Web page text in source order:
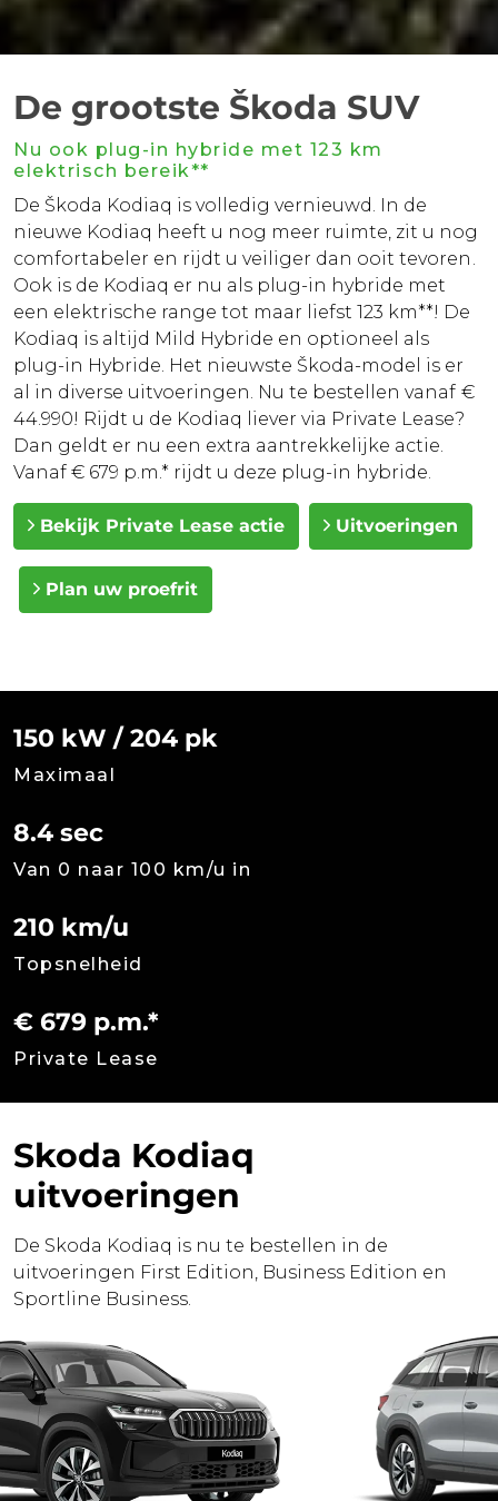
De grootste Škoda SUV
Nu ook plug-in hybride met 123 km
elektrisch bereik**
De Škoda Kodiaq is volledig vernieuwd. In de
nieuwe Kodiaq heeft u nog meer ruimte, zit u nog
comfortabeler en rijdt u veiliger dan ooit tevoren.
Ook is de Kodiaq er nu als plug-in hybride met
een elektrische range tot maar liefst 123 km**! De
Kodiaq is altijd Mild Hybride en optioneel als
plug-in Hybride. Het nieuwste Škoda-model is er
al in diverse uitvoeringen. Nu te bestellen vanaf €
44.990! Rijdt u de Kodiaq liever via Private Lease?
Dan geldt er nu een extra aantrekkelijke actie.
Vanaf € 679 p.m.* rijdt u deze plug-in hybride.
Bekijk Private Lease actie Uitvoeringen
Plan uw proefrit
150 kW / 204 pk
Maximaal
8.4 sec
Van 0 naar 100 km/u in
210 km/u
Topsnelheid
€ 679 p.m.*
Private Lease
Skoda Kodiaq
uitvoeringen
De Skoda Kodiaq is nu te bestellen in de
uitvoeringen First Edition, Business Edition en
Sportline Business.